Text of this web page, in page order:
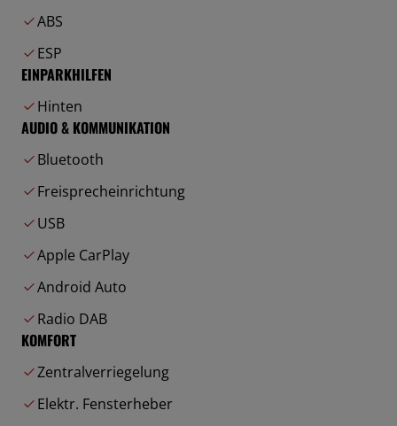
ABS
ESP
EINPARKHILFEN
Hinten
AUDIO & KOMMUNIKATION
Bluetooth
Freisprecheinrichtung
USB
Apple CarPlay
Android Auto
Radio DAB
KOMFORT
Zentralverriegelung
Elektr. Fensterheber